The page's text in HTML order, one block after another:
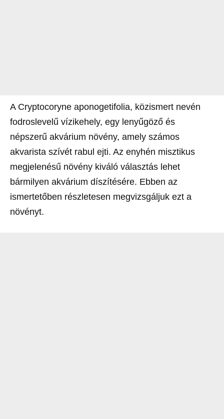
A Cryptocoryne aponogetifolia, közismert nevén
fodroslevelű vízikehely, egy lenyűgöző és
népszerű akvárium növény, amely számos
akvarista szívét rabul ejti. Az enyhén misztikus
megjelenésű növény kiváló választás lehet
bármilyen akvárium díszítésére. Ebben az
ismertetőben részletesen megvizsgáljuk ezt a
növényt.